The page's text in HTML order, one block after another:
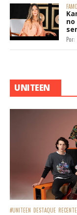
Por:
UNITEEN
#UNITEEN DESTAQUE